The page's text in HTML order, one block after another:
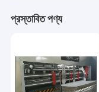
প্রস্তাবিত পণ্য